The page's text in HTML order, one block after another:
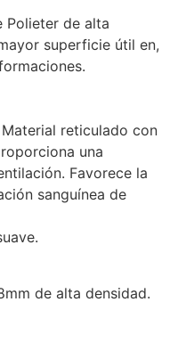
Polieter de alta
superficie útil en,
reticulado con
una
Favorece la
sanguínea de
de alta densidad.